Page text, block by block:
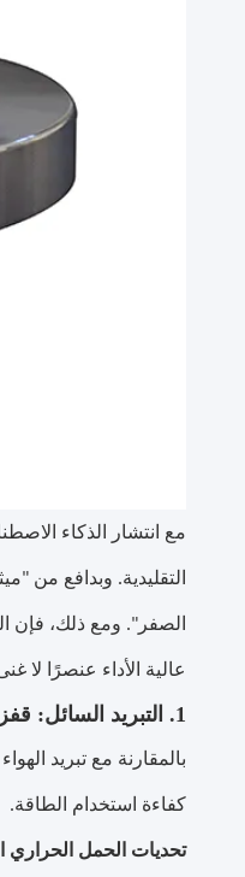
التقليدية. وبدافع من
الصفر". ومع ذلك، فإن
عالية الأداء عنصرًا لا
1. التبريد السائل: قفزة حاسمة نحو صافي الصفر
بالمقارنة مع تبريد
كفاءة استخدام الطاقة.
تحديات الحمل الحراري